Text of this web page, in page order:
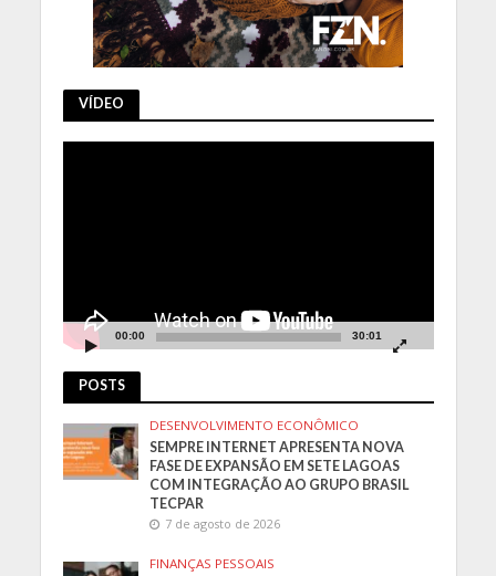
VÍDEO
00:00 30:01
POSTS
DESENVOLVIMENTO ECONÔMICO
SEMPRE INTERNET APRESENTA NOVA
FASE DE EXPANSÃO EM SETE LAGOAS
COM INTEGRAÇÃO AO GRUPO BRASIL
TECPAR
7 de agosto de 2026
FINANÇAS PESSOAIS